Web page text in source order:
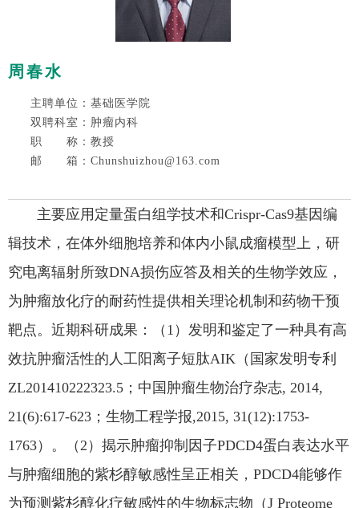
周春水
主聘单位：基础医学院
双聘科室：肿瘤内科
职 称：教授
邮 箱：Chunshuizhou@163.com
主要应用定量蛋白组学技术和Crispr-Cas9基因编
辑技术，在体外细胞培养和体内小鼠成瘤模型上，研
究电离辐射所致DNA损伤应答及相关的生物学效应，
为肿瘤放化疗的耐药性提供相关理论机制和药物干预
靶点。近期科研成果：（1）发明和鉴定了一种具有高
效抗肿瘤活性的人工阳离子短肽AIK（国家发明专利
ZL201410222323.5；中国肿瘤生物治疗杂志, 2014,
21(6):617-623；生物工程学报,2015, 31(12):1753-
1763）。（2）揭示肿瘤抑制因子PDCD4蛋白表达水平
与肿瘤细胞的紫杉醇敏感性呈正相关，PDCD4能够作
为预测紫杉醇化疗敏感性的生物标志物（J Proteome